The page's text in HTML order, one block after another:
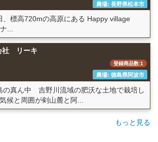
農場: 長野県松本市
、標高720mの高原にある Happy village
...
社 リーキ
登録商品数:1
農場: 徳島県阿波市
真ん中 吉野川流域の肥沃な土地で栽培し
候と周囲が剣山麓と阿...
もっと見る